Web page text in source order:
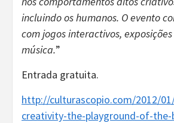
incluindo os humanos. O evento
com jogos interactivos,
música.”
Entrada gratuita.
http://culturascopio.com/2012/
creativity-the-playground-of-the-